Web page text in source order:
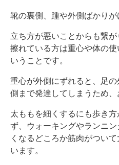
靴の裏側、踵や外側ばかり
立ち方が悪いことからも繋
擦れている方は重心や体の
いうことです。
重心が外側にずれると、足
側まで発達してしまうため、
太ももを細くするにも歩き
ず、ウォーキングやランニ
くなるどころか筋肉がつい
います。